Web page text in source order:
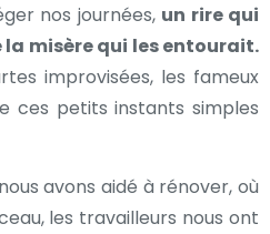
nos journées, un rire qui
misère qui les entourait.
improvisées, les fameux
ces petits instants simples
avons aidé à rénover, où
les travailleurs nous ont